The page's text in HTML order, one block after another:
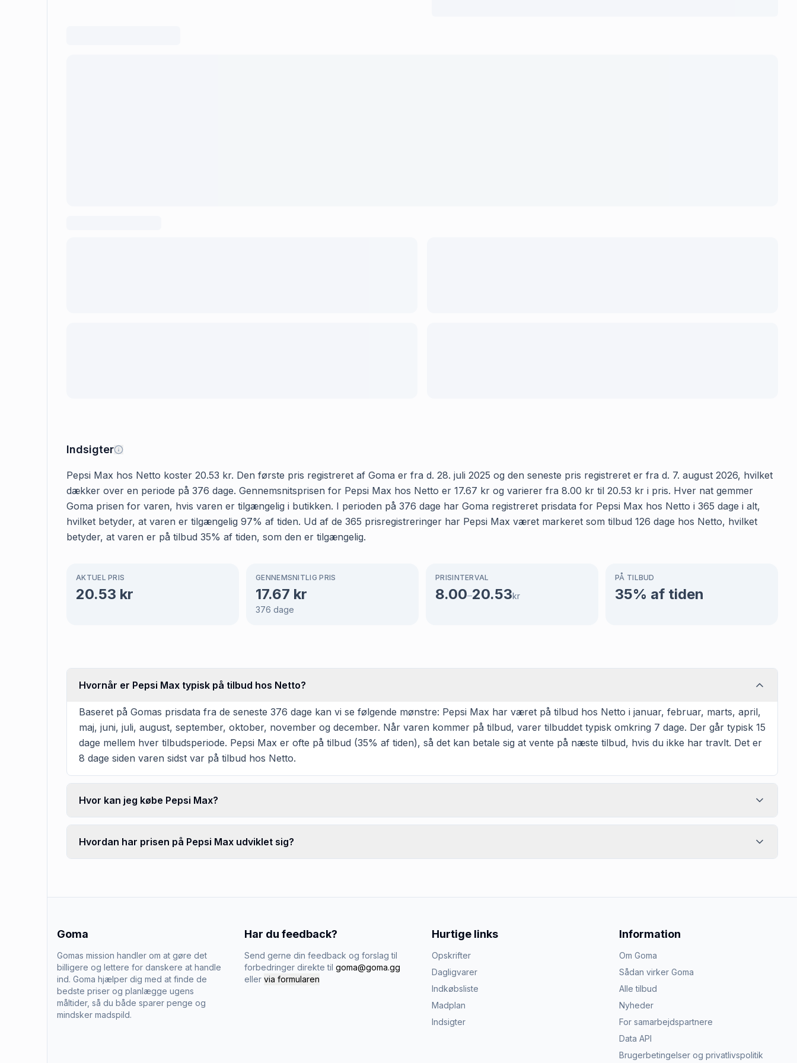
Indsigter
Pepsi Max hos Netto koster 20.53 kr. Den første pris registreret af Goma er fra d. 28. juli 2025 og den seneste pris registreret er fra d. 7. august 2026, hvilket
dækker over en periode på 376 dage. Gennemsnitsprisen for Pepsi Max hos Netto er 17.67 kr og varierer fra 8.00 kr til 20.53 kr i pris. Hver nat gemmer
Goma prisen for varen, hvis varen er tilgængelig i butikken. I perioden på 376 dage har Goma registreret prisdata for Pepsi Max hos Netto i 365 dage i alt,
hvilket betyder, at varen er tilgængelig 97% af tiden. Ud af de 365 prisregistreringer har Pepsi Max været markeret som tilbud 126 dage hos Netto, hvilket
betyder, at varen er på tilbud 35% af tiden, som den er tilgængelig.
AKTUEL PRIS
20.53 kr
GENNEMSNITLIG PRIS
17.67 kr
376 dage
PRISINTERVAL
8.00–20.53kr
PÅ TILBUD
35% af tiden
Hvornår er Pepsi Max typisk på tilbud hos Netto?
Baseret på Gomas prisdata fra de seneste 376 dage kan vi se følgende mønstre: Pepsi Max har været på tilbud hos Netto i januar, februar, marts, april,
maj, juni, juli, august, september, oktober, november og december. Når varen kommer på tilbud, varer tilbuddet typisk omkring 7 dage. Der går typisk 15
dage mellem hver tilbudsperiode. Pepsi Max er ofte på tilbud (35% af tiden), så det kan betale sig at vente på næste tilbud, hvis du ikke har travlt. Det er
8 dage siden varen sidst var på tilbud hos Netto.
Hvor kan jeg købe Pepsi Max?
Hvordan har prisen på Pepsi Max udviklet sig?
Goma
Gomas mission handler om at gøre det
billigere og lettere for danskere at handle
ind. Goma hjælper dig med at finde de
bedste priser og planlægge ugens
måltider, så du både sparer penge og
mindsker madspild.
Har du feedback?
Send gerne din feedback og forslag til
forbedringer direkte til goma@goma.gg
eller via formularen
Hurtige links
Opskrifter
Dagligvarer
Indkøbsliste
Madplan
Indsigter
Information
Om Goma
Sådan virker Goma
Alle tilbud
Nyheder
For samarbejdspartnere
Data API
Brugerbetingelser og privatlivspolitik